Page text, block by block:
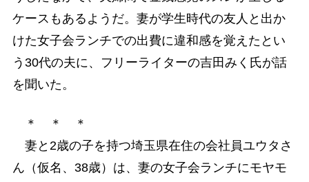
ケースもあるようだ。妻が学生時代の友人と出か
けた女子会ランチでの出費に違和感を覚えたとい
う30代の夫に、フリーライターの吉田みく氏が話
を聞いた。
＊ ＊ ＊
妻と2歳の子を持つ埼玉県在住の会社員ユウタさ
ん（仮名、38歳）は、妻の女子会ランチにモヤモ